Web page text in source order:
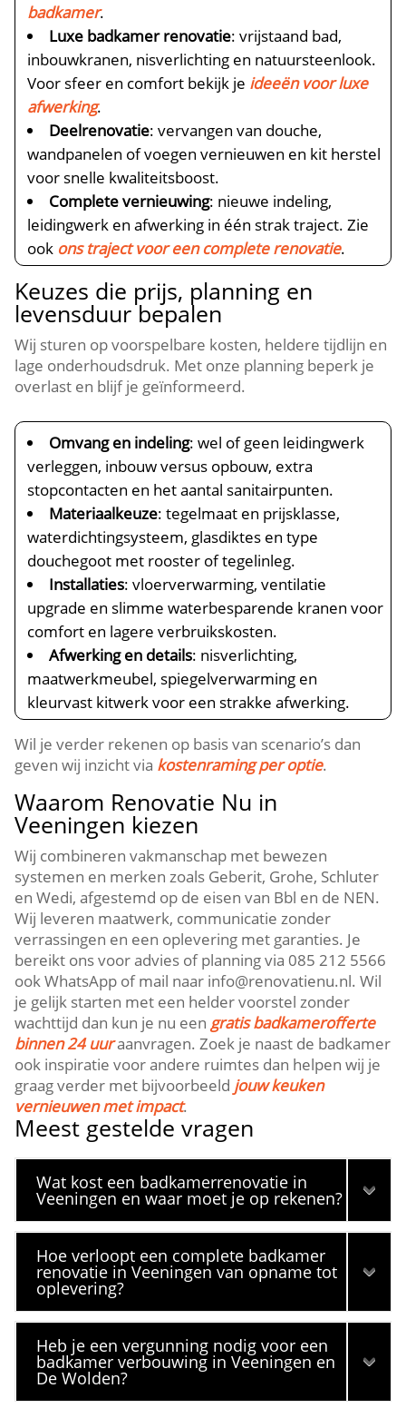
badkamer.
Luxe badkamer renovatie: vrijstaand bad,
inbouwkranen, nisverlichting en natuursteenlook.
Voor sfeer en comfort bekijk je ideeën voor luxe
afwerking.
Deelrenovatie: vervangen van douche,
wandpanelen of voegen vernieuwen en kit herstel
voor snelle kwaliteitsboost.
Complete vernieuwing: nieuwe indeling,
leidingwerk en afwerking in één strak traject. Zie
ook ons traject voor een complete renovatie.
Keuzes die prijs, planning en
levensduur bepalen
Wij sturen op voorspelbare kosten, heldere tijdlijn en
lage onderhoudsdruk. Met onze planning beperk je
overlast en blijf je geïnformeerd.
Omvang en indeling: wel of geen leidingwerk
verleggen, inbouw versus opbouw, extra
stopcontacten en het aantal sanitairpunten.
Materiaalkeuze: tegelmaat en prijsklasse,
waterdichtingsysteem, glasdiktes en type
douchegoot met rooster of tegelinleg.
Installaties: vloerverwarming, ventilatie
upgrade en slimme waterbesparende kranen voor
comfort en lagere verbruikskosten.
Afwerking en details: nisverlichting,
maatwerkmeubel, spiegelverwarming en
kleurvast kitwerk voor een strakke afwerking.
Wil je verder rekenen op basis van scenario’s dan
geven wij inzicht via kostenraming per optie.
Waarom Renovatie Nu in
Veeningen kiezen
Wij combineren vakmanschap met bewezen
systemen en merken zoals Geberit, Grohe, Schluter
en Wedi, afgestemd op de eisen van Bbl en de NEN.
Wij leveren maatwerk, communicatie zonder
verrassingen en een oplevering met garanties. Je
bereikt ons voor advies of planning via 085 212 5566
ook WhatsApp of mail naar info@renovatienu.nl. Wil
je gelijk starten met een helder voorstel zonder
wachttijd dan kun je nu een gratis badkamerofferte
binnen 24 uuraanvragen. Zoek je naast de badkamer
ook inspiratie voor andere ruimtes dan helpen wij je
graag verder met bijvoorbeeld jouw keuken
vernieuwen met impact.
Meest gestelde vragen
Wat kost een badkamerrenovatie in
Veeningen en waar moet je op rekenen?
Hoe verloopt een complete badkamer
renovatie in Veeningen van opname tot
oplevering?
Heb je een vergunning nodig voor een
badkamer verbouwing in Veeningen en
De Wolden?